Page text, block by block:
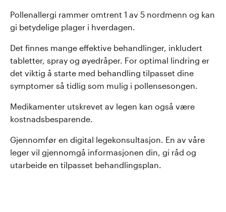
Pollenallergi rammer omtrent 1 av 5 nordmenn og kan
gi betydelige plager i hverdagen.
Det finnes mange effektive behandlinger, inkludert
tabletter, spray og øyedråper. For optimal lindring er
det viktig å starte med behandling tilpasset dine
symptomer så tidlig som mulig i pollensesongen.
Medikamenter utskrevet av legen kan også være
kostnadsbesparende.
Gjennomfør en digital legekonsultasjon. En av våre
leger vil gjennomgå informasjonen din, gi råd og
utarbeide en tilpasset behandlingsplan.